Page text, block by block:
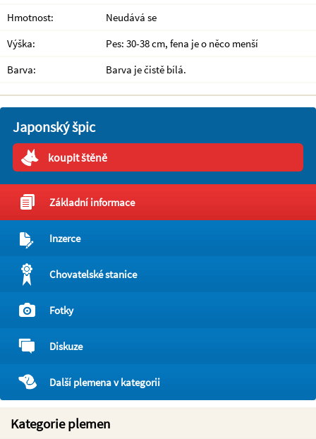
Hmotnost:
Neudává se
Výška:
Pes: 30-38 cm, fena je o něco menší
Barva:
Barva je čistě bílá.
Japonský špic
koupit štěně
Základní informace
Inzerce
Chovatelské stanice
Fotky
Diskuze
Další plemena v kategorii
Kategorie plemen